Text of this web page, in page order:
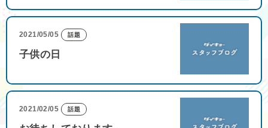
2021/05/05 話題
子供の日
2021/02/05 話題